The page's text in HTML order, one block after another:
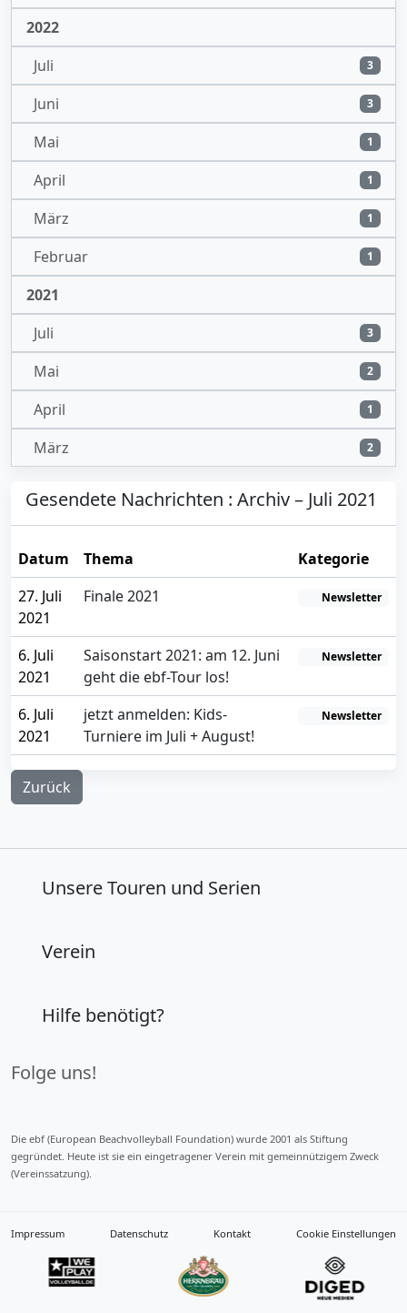
2022
Juli
3
Juni 3
Mai 1
April 1
März 1
Februar 1
2021
Juli
3
Mai 2
April 1
März 2
Gesendete Nachrichten : Archiv – Juli 2021
Datum Thema
Kategorie
27. Juli
2021
Finale 2021 Newsletter
6. Juli
2021
Saisonstart 2021: am 12. Juni
geht die ebf-Tour los!
Newsletter
6. Juli
2021
jetzt anmelden: Kids-
Turniere im Juli + August!
Newsletter
Zurück
Unsere Touren und Serien
Verein
Hilfe benötigt?
Folge uns!
Die ebf (European Beachvolleyball Foundation) wurde 2001 als Stiftung
gegründet. Heute ist sie ein eingetragener Verein mit gemeinnützigem Zweck
(Vereinssatzung).
Impressum Datenschutz Kontakt Cookie Einstellungen